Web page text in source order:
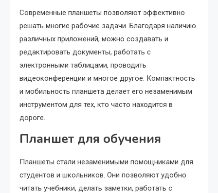
Современные планшеты позволяют эффективно
решать многие рабочие задачи. Благодаря наличию
различных приложений, можно создавать и
редактировать документы, работать с
электронными таблицами, проводить
видеоконференции и многое другое. Компактность
и мобильность планшета делает его незаменимым
инструментом для тех, кто часто находится в
дороге.
Планшет для обучения
Планшеты стали незаменимыми помощниками для
студентов и школьников. Они позволяют удобно
читать учебники, делать заметки, работать с